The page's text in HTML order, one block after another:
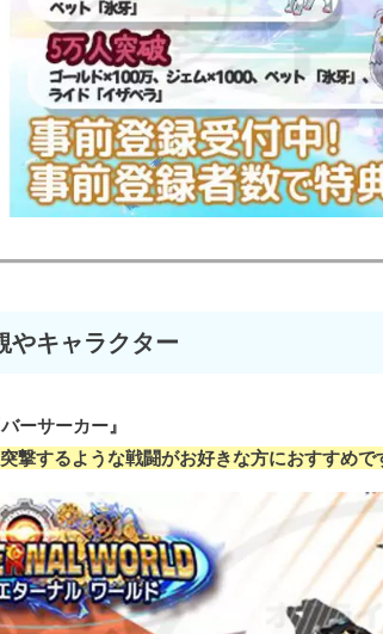
やキャラクター
ーサーカー』
撃するような戦闘がお好きな方におすすめで